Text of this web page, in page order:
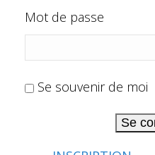
Mot de passe
Se souvenir de moi
Se